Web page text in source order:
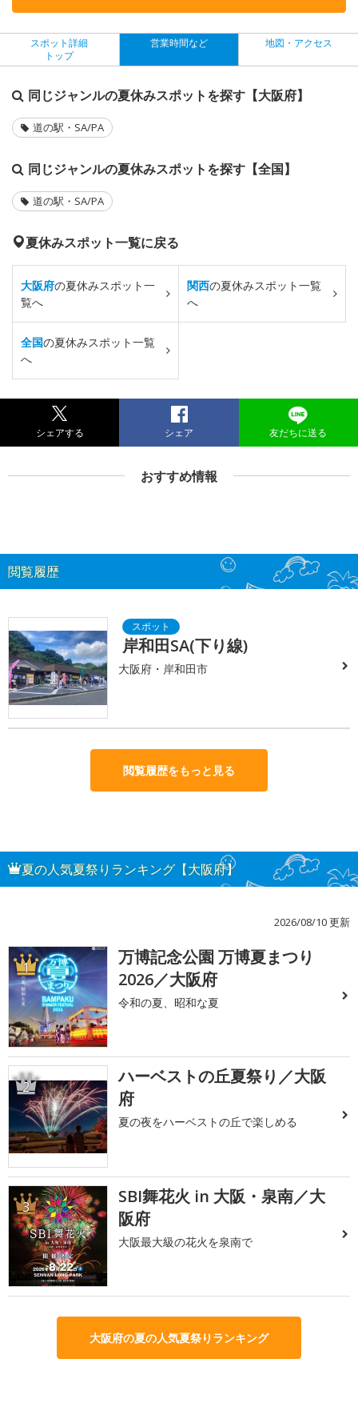
スポット詳細
トップ
営業時間など 地図・アクセス
同じジャンルの夏休みスポットを探す【大阪府】
道の駅・SA/PA
同じジャンルの夏休みスポットを探す【全国】
道の駅・SA/PA
夏休みスポット一覧に戻る
大阪府の夏休みスポット一
覧へ
関西の夏休みスポット一覧
へ
全国の夏休みスポット一覧
へ
シェアする シェア 友だちに送る
おすすめ情報
閲覧履歴
岸和田SA(下り線)
大阪府・岸和田市
閲覧履歴をもっと見る
夏の人気夏祭りランキング【大阪府】
2026/08/10 更新
1
万博記念公園 万博夏まつり
2026／大阪府
令和の夏、昭和な夏
2
ハーベストの丘夏祭り／大阪
府
夏の夜をハーベストの丘で楽しめる
3
SBI舞花火 in 大阪・泉南／大
阪府
大阪最大級の花火を泉南で
大阪府の夏の人気夏祭りランキング